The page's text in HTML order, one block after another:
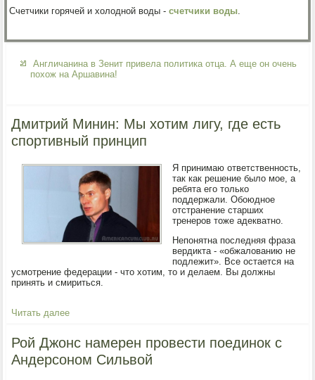
Счетчики горячей и холодной воды -счетчики воды
Англичанина в Зенит привела политика отца. А еще он очень
похож на Аршавина!
Дмитрий Минин: Мы хотим лигу, где есть
спортивный принцип
Я принимаю ответственность,
так как решение было мое, а
ребята его только
поддержали. Обоюдное
отстранение старших
тренеров тоже адекватно.
Непонятна последняя фраза
вердикта - «обжалованию не
подлежит». Все остается на
усмотрение федерации - что хотим, то и делаем. Вы должны
принять и смириться.
Читать далее
Рой Джонс намерен провести поединок с
Андерсоном Сильвой